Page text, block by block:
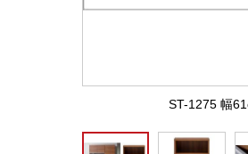
ST-1275 幅